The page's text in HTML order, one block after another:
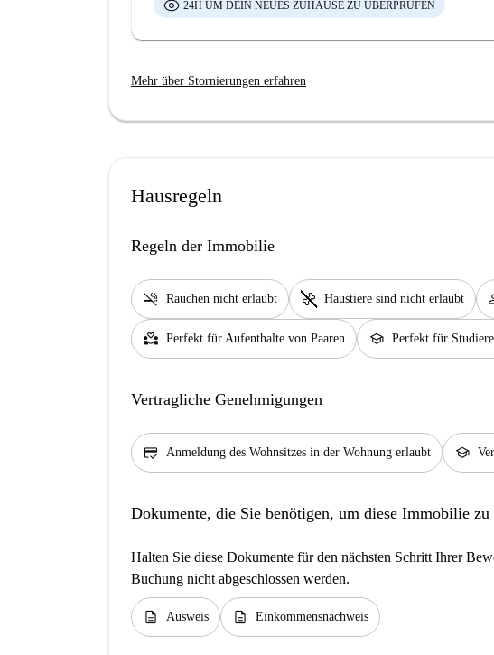
24H UM DEIN NEUES ZUHAUSE ZU ÜBERPRÜFEN
Mehr über Stornierungen erfahren
Hausregeln
Regeln der Immobilie
smoke_free Rauchen nicht erlaubt pet_supplies Haustiere sind nicht erlaubt
partner_heart Perfekt für Aufenthalte von Paaren school Perfekt für
Vertragliche Genehmigungen
credit_score Anmeldung des Wohnsitzes in der Wohnung erlaubt school
Dokumente, die Sie benötigen, um diese Immobilie zu
Halten Sie diese Dokumente für den nächsten Schritt Ihrer
Buchung nicht abgeschlossen werden.
description Ausweis description Einkommensnachweis